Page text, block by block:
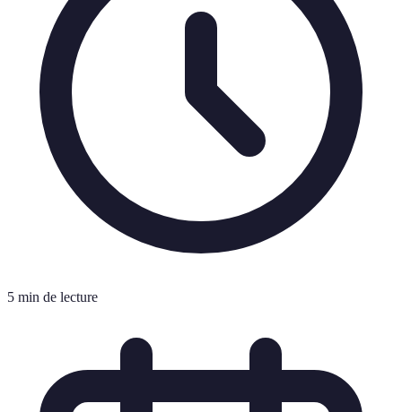
5 min de lecture